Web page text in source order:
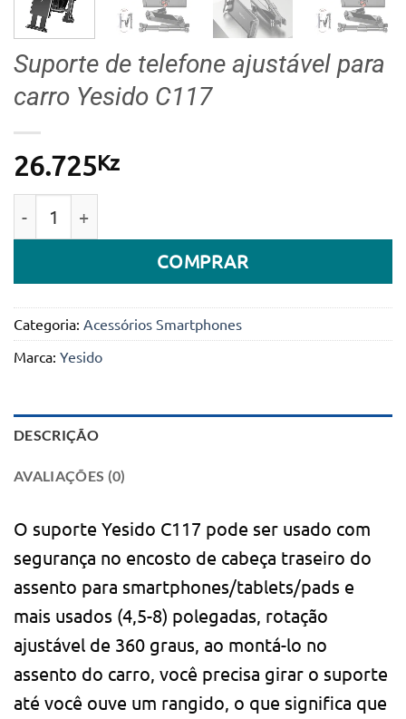
Suporte de telefone ajustável para
carro Yesido C117
26.725Kz
COMPRAR
Categoria: Acessórios Smartphones
Marca: Yesido
DESCRIÇÃO
AVALIAÇÕES (0)
O suporte Yesido C117 pode ser usado com
segurança no encosto de cabeça traseiro do
assento para smartphones/tablets/pads e
mais usados ​​(4,5-8) polegadas, rotação
ajustável de 360 ​​graus, ao montá-lo no
assento do carro, você precisa girar o suporte
até você ouve um rangido, o que significa que